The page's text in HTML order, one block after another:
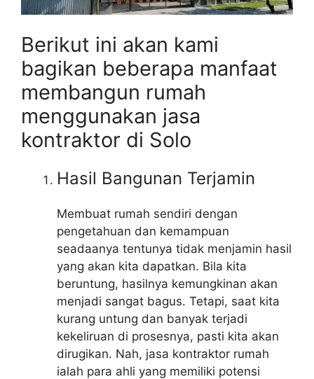
Berikut ini akan kami
bagikan beberapa manfaat
membangun rumah
menggunakan jasa
kontraktor di Solo
Hasil Bangunan Terjamin
Membuat rumah sendiri dengan
pengetahuan dan kemampuan
seadaanya tentunya tidak menjamin hasil
yang akan kita dapatkan. Bila kita
beruntung, hasilnya kemungkinan akan
menjadi sangat bagus. Tetapi, saat kita
kurang untung dan banyak terjadi
kekeliruan di prosesnya, pasti kita akan
dirugikan. Nah, jasa kontraktor rumah
ialah para ahli yang memiliki potensi